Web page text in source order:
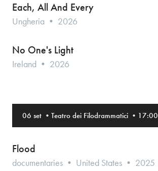
Each, All And Every
Ungheria • 2026
No One's Light
Ireland • 2026
06 set • Teatro dei Filodrammatici • 17:00
Flood
documentaries • United States • 2025